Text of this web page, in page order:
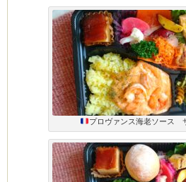
プロヴァンス海老ソース